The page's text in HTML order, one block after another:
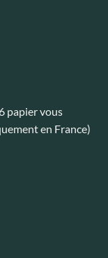
papier vous
en France)